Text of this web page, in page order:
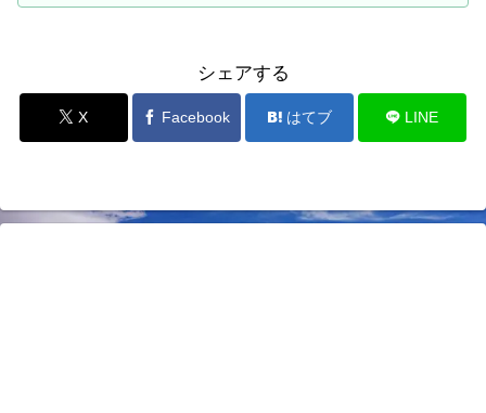
シェアする
X Facebook はてブ LINE